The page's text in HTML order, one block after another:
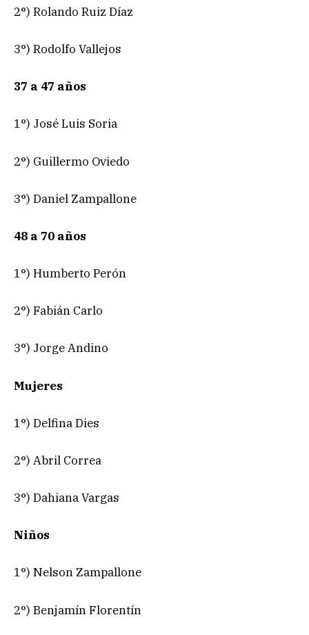
2°) Rolando Ruiz Díaz
3°) Rodolfo Vallejos
37 a 47 años
1°) José Luis Soria
2°) Guillermo Oviedo
3°) Daniel Zampallone
48 a 70 años
1°) Humberto Perón
2°) Fabián Carlo
3°) Jorge Andino
Mujeres
1°) Delfina Dies
2°) Abril Correa
3°) Dahiana Vargas
Niños
1°) Nelson Zampallone
2°) Benjamín Florentín